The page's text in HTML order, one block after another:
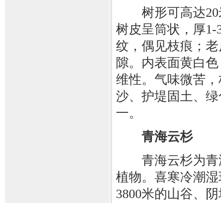
树形可高达20
树皮呈筒状，厚
纹，偶见枝痕；
隙。内表面黄白
维性。气味微苦
沙、护堤固土、
一。
青海云杉
青海云杉为青
植物。喜寒冷潮
3800米的山谷、